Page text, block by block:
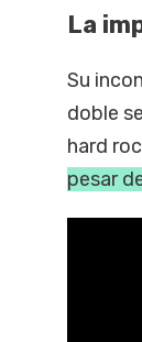
La
Su
doble
hard
pesar